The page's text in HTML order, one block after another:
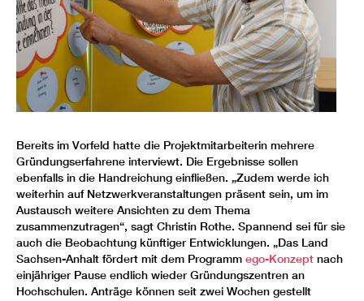
Bereits im Vorfeld hatte die Projektmitarbeiterin mehrere
Gründungserfahrene interviewt. Die Ergebnisse sollen
ebenfalls in die Handreichung einfließen. „Zudem werde ich
weiterhin auf Netzwerkveranstaltungen präsent sein, um im
Austausch weitere Ansichten zu dem Thema
zusammenzutragen“, sagt Christin Rothe. Spannend sei für sie
auch die Beobachtung künftiger Entwicklungen. „Das Land
Sachsen-Anhalt fördert mit dem Programm ego-Konzept nach
einjähriger Pause endlich wieder Gründungszentren an
Hochschulen. Anträge können seit zwei Wochen gestellt